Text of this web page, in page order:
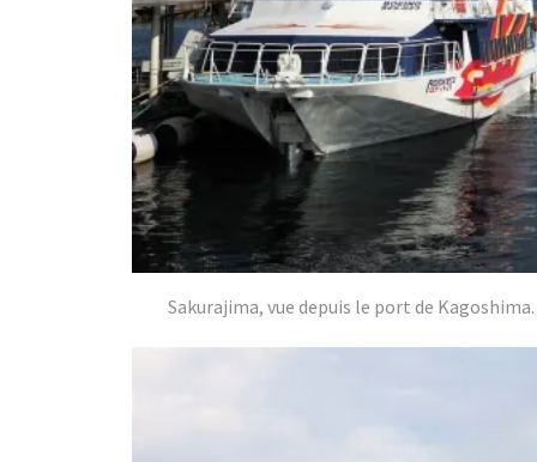
Sakurajima, vue depuis le port de